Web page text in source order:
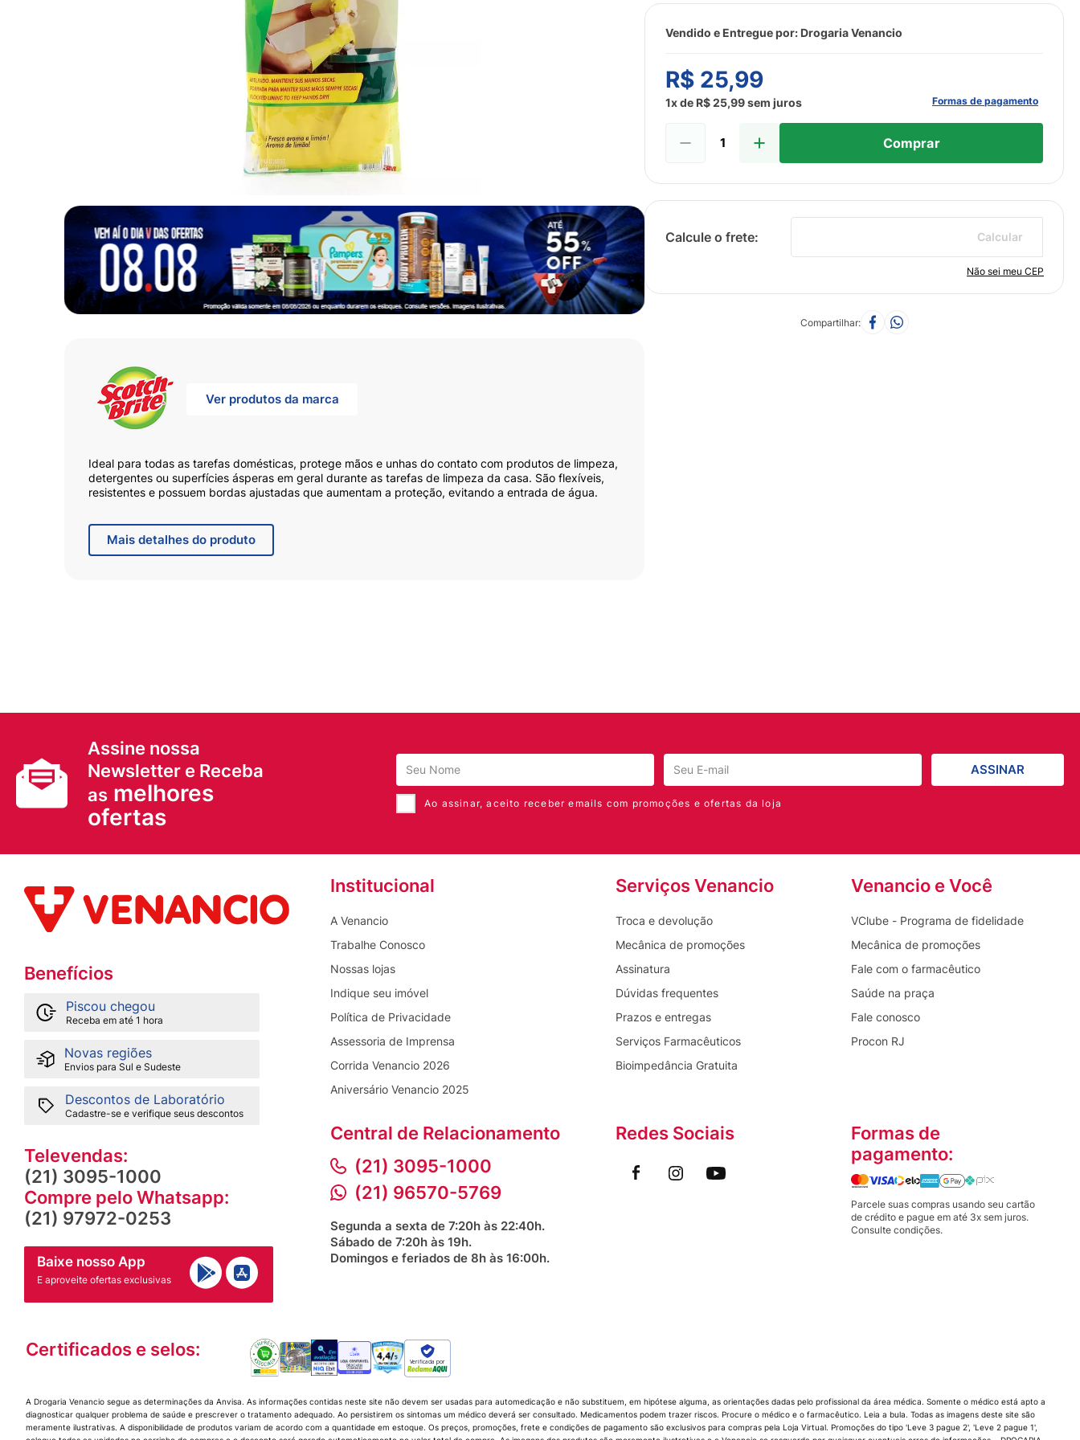
Vendido e Entregue por: Drogaria Venancio
R$ 25,99
1x de R$ 25,99sem juros Formas de pagamento
Comprar
Não sei meu CEP
Calcular
Compartilhar
Ver produtos da marca
Ideal para todas as tarefas domésticas, protege mãos e unhas do contato com produtos de limpeza,
detergentes ou superfícies ásperas em geral durante as tarefas de limpeza da casa. São flexíveis,
resistentes e possuem bordas ajustadas que aumentam a proteção, evitando a entrada de água.
Mais detalhes do produto
Assine nossa
Newsletter e Receba
as melhores
ofertas
ASSINAR
Ao assinar, aceito receber emails com promoções e ofertas da loja
Benefícios
Piscou chegou
Receba em até 1 hora
Novas regiões
Envios para Sul e Sudeste
Descontos de Laboratório
Cadastre-se e verifique seus descontos
Televendas:
(21) 3095-1000
Compre pelo Whatsapp:
(21) 97972-0253
Baixe nosso App
E aproveite ofertas exclusivas
Institucional
A Venancio
Trabalhe Conosco
Nossas lojas
Indique seu imóvel
Política de Privacidade
Assessoria de Imprensa
Corrida Venancio 2026
Aniversário Venancio 2025
Serviços Venancio
Troca e devolução
Mecânica de promoções
Assinatura
Dúvidas frequentes
Prazos e entregas
Serviços Farmacêuticos
Bioimpedância Gratuita
Venancio e Você
VClube - Programa de fidelidade
Mecânica de promoções
Fale com o farmacêutico
Saúde na praça
Fale conosco
Procon RJ
Central de Relacionamento
(21) 3095-1000
(21) 96570-5769
Segunda a sexta de 7:20h às 22:40h.
Sábado de 7:20h às 19h.
Domingos e feriados de 8h às 16:00h.
Redes Sociais
Formas de
pagamento:
Parcele suas compras usando seu cartão
de crédito e pague em até 3x sem juros.
Consulte condições.
Certificados e selos:
Verificada por
A Drogaria Venancio segue as determinações da Anvisa. As informações contidas neste site não devem ser usadas para automedicação e não substituem, em hipótese alguma, as orientações dadas pelo profissional da área médica. Somente o médico está apto a
diagnosticar qualquer problema de saúde e prescrever o tratamento adequado. Ao persistirem os sintomas um médico deverá ser consultado. Medicamentos podem trazer riscos. Procure o médico e o farmacêutico. Leia a bula. Todas as imagens deste site são
meramente ilustrativas. A disponibilidade de produtos variam de acordo com a quantidade em estoque. Os preços, promoções, frete e condições de pagamento são exclusivos para compras pela Loja Virtual. Promoções do tipo 'Leve 3 pague 2', 'Leve 2 pague 1',